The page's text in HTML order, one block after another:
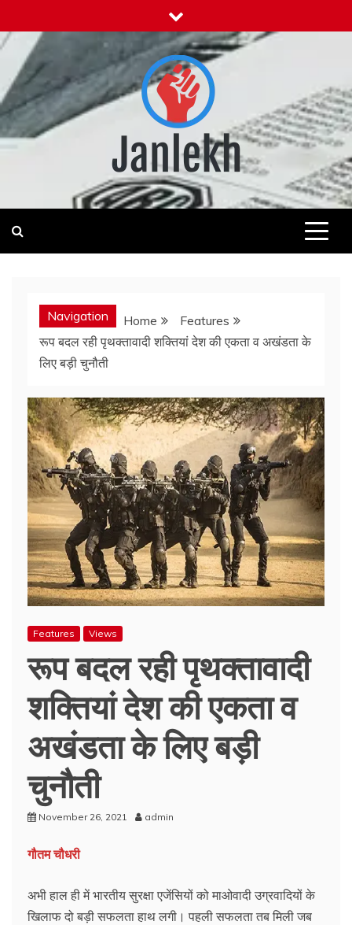
to
content
News for Public
Navigation Home
Features
रूप बदल रही पृथक्तावादी शक्तियां देश की एकता व अखंडता के
लिए बड़ी चुनौती
Features Views
रूप बदल रही पृथक्तावादी
शक्तियां देश की एकता व
अखंडता के लिए बड़ी
चुनौती
November 26, 2021 admin
गौतम चौधरी
अभी हाल ही में भारतीय सुरक्षा एजेंसियों को माओवादी उग्रवादियों के
खिलाफ दो बड़ी सफलता हाथ लगी। पहली सफलता तब मिली जब